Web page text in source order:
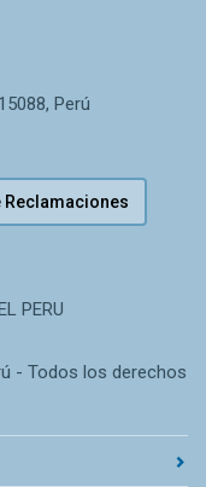
Perú
Reclamaciones
PERU
- Todos los derechos